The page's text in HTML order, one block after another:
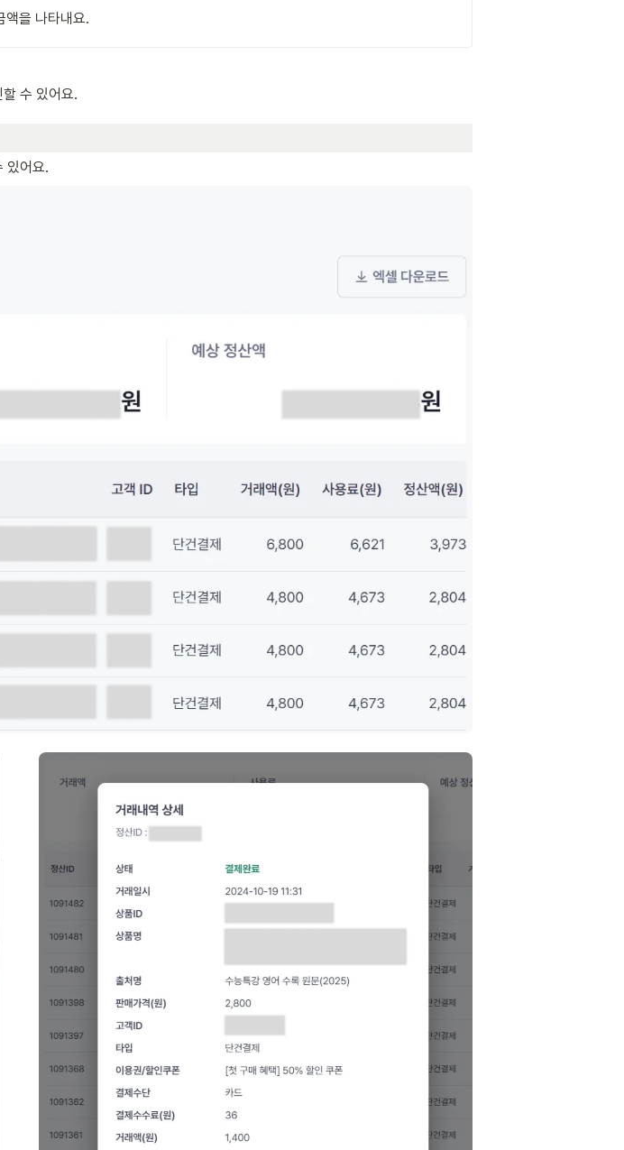
액을 나타내요.
수 있어요.
있어요.